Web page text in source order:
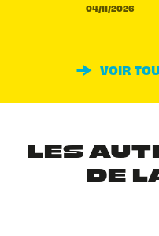
04/11/2026
VOIR
LES
DE